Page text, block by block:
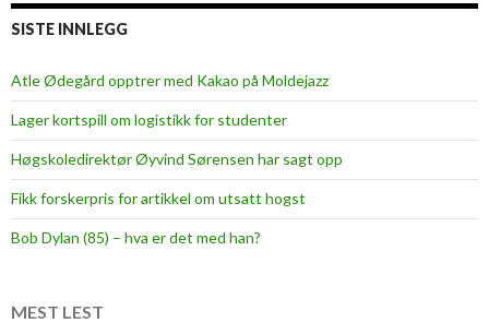
n
n
l
9
SISTE INNLEGG
Atle Ødegård opptrer med Kakao på Moldejazz
Lager kortspill om logistikk for studenter
Høgskoledirektør Øyvind Sørensen har sagt opp
Fikk forskerpris for artikkel om utsatt hogst
Bob Dylan (85) – hva er det med han?
MEST LEST